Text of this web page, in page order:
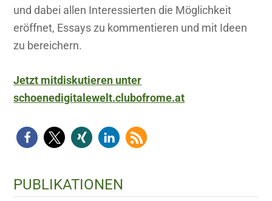
und dabei allen Interessierten die Möglichkeit
eröffnet, Essays zu kommentieren und mit Ideen
zu bereichern.
Jetzt mitdiskutieren unter
schoenedigitalewelt.clubofrome.at
Haupt-
Sidebar
PUBLIKATIONEN